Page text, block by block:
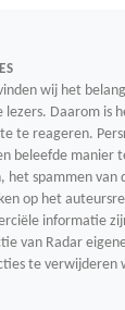
wij het
lezers. Daarom is
te reageren.
beleefde manier
het spammen
op het
informatie
van Radar
te verwijderen